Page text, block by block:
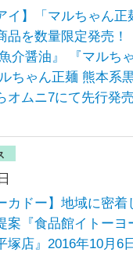
イ】「マルちゃん
品を数量限定発売！
介醤油』 『マルち
ちゃん正麺 熊本系
オムニ7にて先行発
カドー】地域に密
案『食品館イトーヨ
塚店』2016年10月6